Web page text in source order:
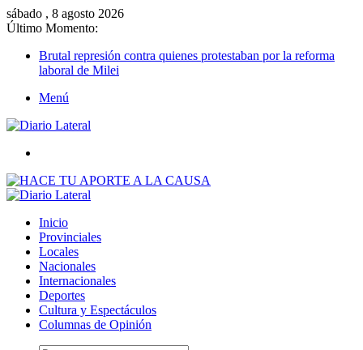
sábado , 8 agosto 2026
Último Momento:
Brutal represión contra quienes protestaban por la reforma
laboral de Milei
Menú
Inicio
Provinciales
Locales
Nacionales
Internacionales
Deportes
Cultura y Espectáculos
Columnas de Opinión